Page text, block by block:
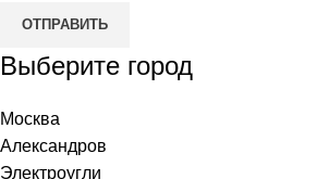
ОТПРАВИТЬ
Выберите город
Москва
Александров
Электроугли